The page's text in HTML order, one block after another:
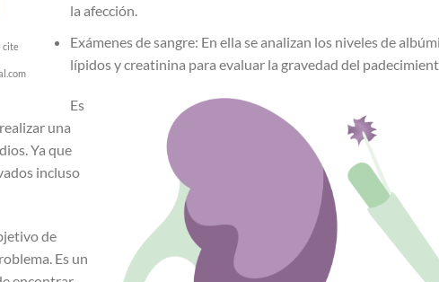
cite
la afección.
Exámenes de sangre: En ella se analizan los niveles de
lípidos y creatinina para evaluar la gravedad del
Es
una
Ya que
incluso
de
Es un